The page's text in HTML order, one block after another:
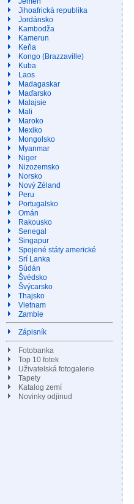
Jihoafrická republika
Jordánsko
Kambodža
Kamerun
Keňa
Kongo (Brazzaville)
Kuba
Laos
Madagaskar
Maďarsko
Malajsie
Mali
Maroko
Mexiko
Mongolsko
Myanmar
Niger
Nizozemsko
Norsko
Nový Zéland
Peru
Portugalsko
Omán
Rakousko
Senegal
Singapur
Spojené státy americké
Srí Lanka
Súdán
Švédsko
Švýcarsko
Thajsko
Vietnam
Zambie
Zápisník
Fotobanka
Top 10 fotek
Uživatelská fotogalerie
Tapety
Katalog zemí
Novinky odjinud